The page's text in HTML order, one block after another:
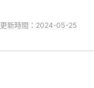
更新時間：2024-05-25